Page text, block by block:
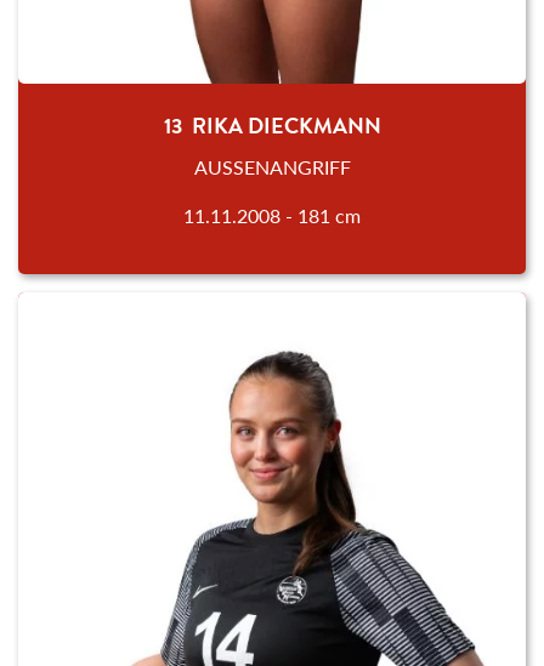
13 RIKA DIECKMANN
AUSSENANGRIFF
11.11.2008 - 181 cm